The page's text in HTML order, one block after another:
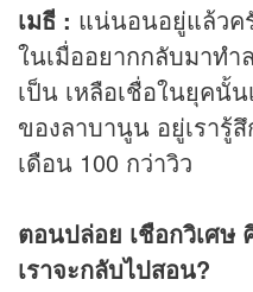
เมธี : แน่นอนอยู่แล้วค
ในเมื่ออยากกลับมาทำ
เป็น เหลือเชื่อในยุคนั้น
ของลาบานูน อยู่เรารู้
เดือน 100 กว่าวิว
ตอนปล่อย เชือกวิเศษ
เราจะกลับไปสอน?